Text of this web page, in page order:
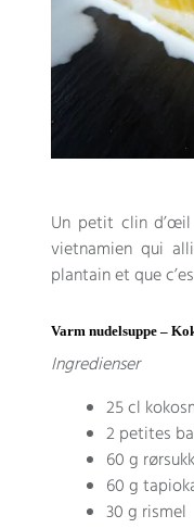
Un petit clin d’œil
vietnamien qui
plantain et que
Varm nudelsuppe –
Ingredienser
25 cl
2 petites
60 g
60 g
30 g rismel